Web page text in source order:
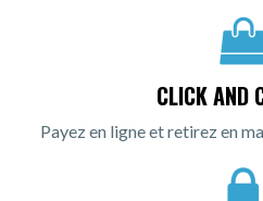
CLICK AND
Payez en ligne et retirez en